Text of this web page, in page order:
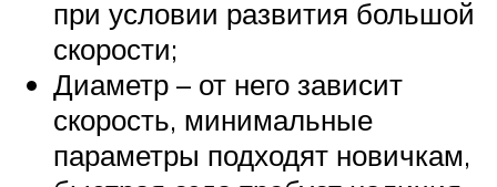
при условии развития большой
скорости;
Диаметр – от него зависит
скорость, минимальные
параметры подходят новичкам,